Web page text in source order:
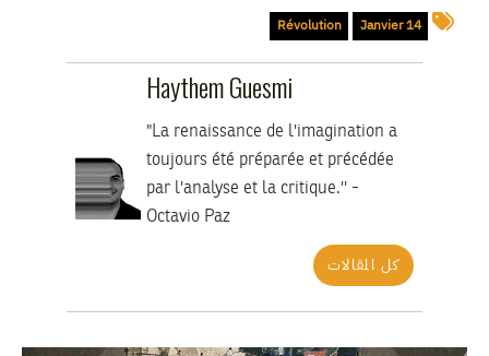
14 Janvier
Révolution
Haythem Guesmi
"La renaissance de l'imagination a
toujours été préparée et précédée
par l'analyse et la critique.'' -
Octavio Paz
كل المقالات